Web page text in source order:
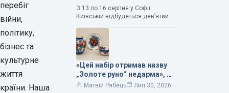
перебіг
війни,
політику,
бізнес та
культурне
життя
країни. Наша
З 13 по 16 серпня у Софії
Київській відбудеться дев’ятий
мистецтв Bouquet Kyiv Stage. Ця
подія традиційно…
«Цей набір отримав назву
„Золоте руно“ недарма», —
колекціонерка Людмила
Матвій Рябець
Лип 30, 2026